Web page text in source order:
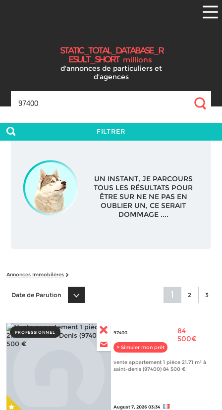
STAT
I
C_TOTA
L_DATABAS
E_R
ESUL
T_SHOR
T millions
d'annonces de particuliers et
d'agences
FILTRER
UN INSTANT, JE PARCOURS
TOUS LES RÉSULTATS POUR
ÊTRE SUR NE NE PAS EN
OUBLIER UN, CE SERAIT
DOMMAGE ....
Annonces Immobilères
1 2 3
Date de Parution
PROFESSIONNEL 97400
> Simuler mon prêt
84
500€
vente appartement 1 pièce 21.71 m² à
saint-denis (97400) 84 500 €
August 7, 2026 03:34